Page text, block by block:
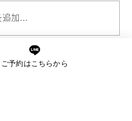
もに髪質が変わ
とは？うねり・パ
の対策も解説
追加…
ご予約はこちらから